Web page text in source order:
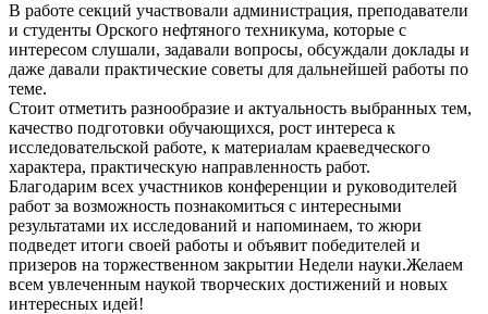
В работе секций участвовали администрация, преподаватели
и студенты Орского нефтяного техникума, которые с
интересом слушали, задавали вопросы, обсуждали доклады и
даже давали практические советы для дальнейшей работы по
теме.
Стоит отметить разнообразие и актуальность выбранных тем,
качество подготовки обучающихся, рост интереса к
исследовательской работе, к материалам краеведческого
характера, практическую направленность работ.
Благодарим всех участников конференции и руководителей
работ за возможность познакомиться с интересными
результатами их исследований и напоминаем, то жюри
подведет итоги своей работы и объявит победителей и
призеров на торжественном закрытии Недели науки.Желаем
всем увлеченным наукой творческих достижений и новых
интересных идей!